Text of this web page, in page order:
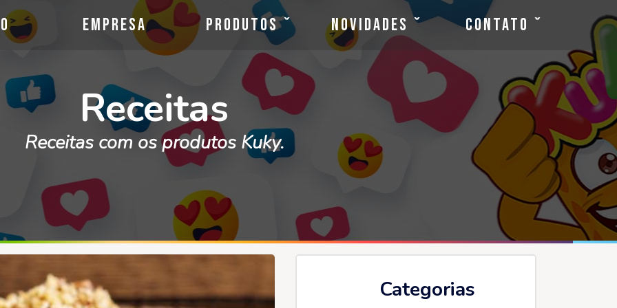
Empresa Produtos Novidades Contato
Receitas
Receitas com os produtos Kuky.
Categorias